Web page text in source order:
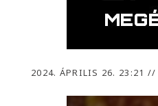
2024. ÁPRILIS 26. 23:21 //